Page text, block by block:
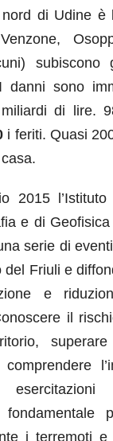
di Udine è
subiscono
danni sono
di lire.
i feriti. Quasi
2015 l’Istituto
e di
serie di
del Friuli e
e
il
esercitazioni
i terremoti e